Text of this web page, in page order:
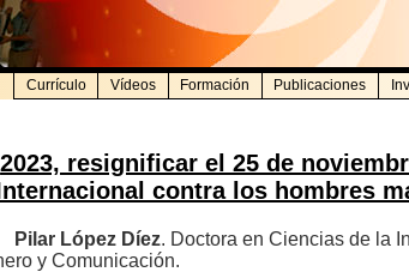
Currículo Vídeos Formación Publicaciones
2023, resignificar el 25 de
contra los hombres
Pilar López Díez. Doctora en Ciencias de la
y Comunicación.